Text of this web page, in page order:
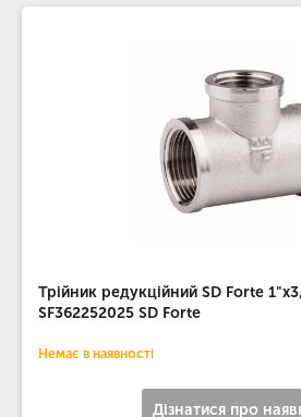
Трійник редукційний SD Forte
SF362252025 SD Forte
Немає в наявності
Дізнатися про